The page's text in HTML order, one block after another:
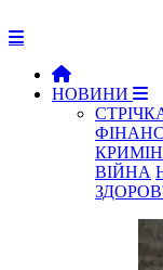
НОВИНИ
ВІЙНА